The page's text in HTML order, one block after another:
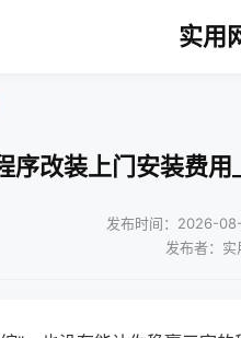
实用
序改装上门安装费
发布时间：2026-
发布者：实